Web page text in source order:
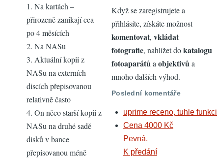
1. Na kartách –
přirozeně zanikají cca
po 4 měsících
2. Na NASu
3. Aktuální kopii z
NASu na externích
discích přepisovanou
relativně často
4. On něco starší kopii z
NASu na druhé sadě
disků v bance
přepisovanou méně
Když se zaregistrujete a
přihlásíte, získáte možnost
komentovat, vkládat
fotografie, nahlížet dokatalogu
fotoaparátůa objektivůa
mnoho dalších výhod.
Poslední komentáře
uprime receno, tuhle funkci
Cena 4000 Kč
Pevná.
K předání